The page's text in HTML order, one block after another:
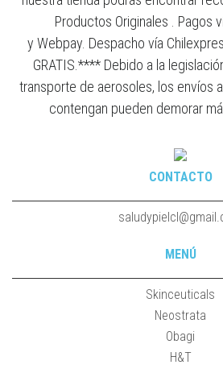
Productos Originales . Pagos
y Webpay. Despacho vía
GRATIS.**** Debido a la
transporte de aerosoles, los envíos
contengan pueden demorar
CONTACTO
MENÚ
Skinceuticals
Neostrata
Obagi
H&T